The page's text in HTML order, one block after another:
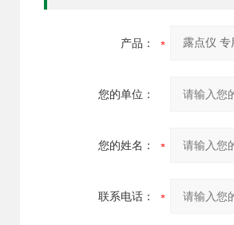
产品：
您的单位：
您的姓名：
联系电话：